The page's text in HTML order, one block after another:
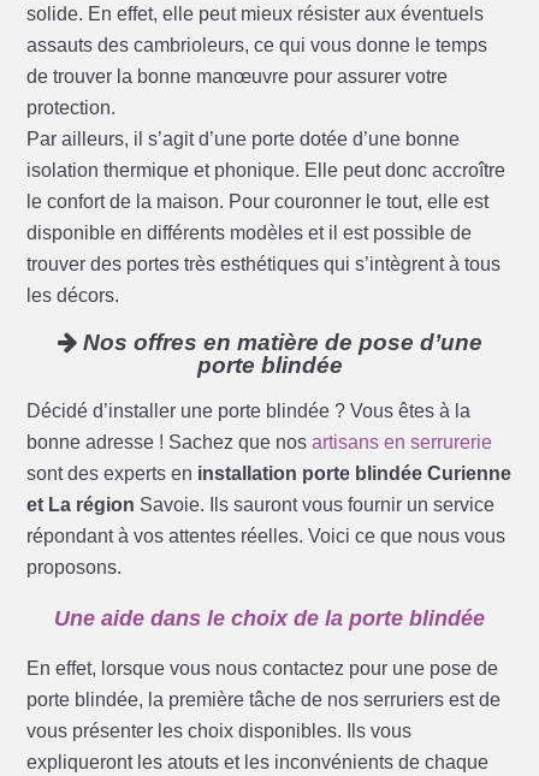
solide. En effet, elle peut mieux résister aux éventuels
assauts des cambrioleurs, ce qui vous donne le temps
de trouver la bonne manœuvre pour assurer votre
protection.
Par ailleurs, il s’agit d’une porte dotée d’une bonne
isolation thermique et phonique. Elle peut donc accroître
le confort de la maison. Pour couronner le tout, elle est
disponible en différents modèles et il est possible de
trouver des portes très esthétiques qui s’intègrent à tous
les décors.
Nos offres en matière de pose d’une
porte blindée
Décidé d’installer une porte blindée ? Vous êtes à la
bonne adresse ! Sachez que nosartisans en serrurerie
sont des experts en installation porte blindée Curienne
et La région Savoie. Ils sauront vous fournir un service
répondant à vos attentes réelles. Voici ce que nous vous
proposons.
Une aide dans le choix de la porte blindée
En effet, lorsque vous nous contactez pour une pose de
porte blindée, la première tâche de nos serruriers est de
vous présenter les choix disponibles. Ils vous
expliqueront les atouts et les inconvénients de chaque